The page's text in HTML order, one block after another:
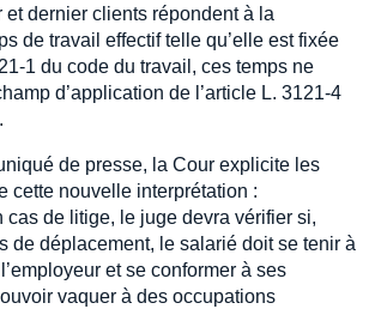
et dernier clients répondent à la
de travail effectif telle qu’elle est fixée
1 du code du travail, ces temps ne
d’application de l’article L. 3121-4
de presse, la Cour explicite les
cette nouvelle interprétation :
cas de litige, le juge devra vérifier si,
de déplacement, le salarié doit se tenir à
et se conformer à ses
vaquer à des occupations